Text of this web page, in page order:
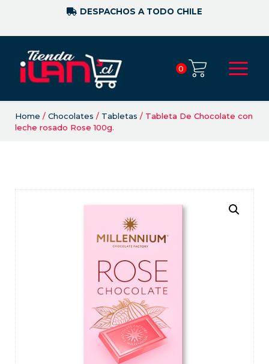
DESPACHOS A TODO CHILE
0
Home / Chocolates / Tabletas / Tableta De Chocolate con
leche rosado Rose 100g.